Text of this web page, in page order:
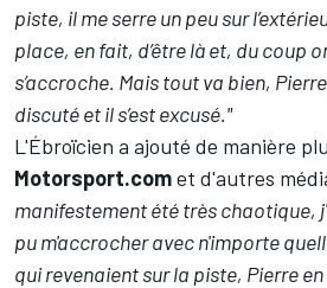
piste, il me serre un peu sur
place, en fait, d’être là et, du coup
s’accroche. Mais tout va bien,
discuté et il s’est excusé."
L'Ébroïcien a ajouté de manière
Motorsport.comet d'autres
manifestement été très chaotique,
pu m'accrocher avec n'importe
qui revenaient sur la piste, Pierre